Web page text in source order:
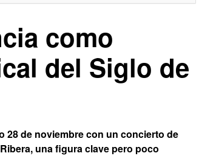
como
del Siglo de
28 de noviembre con un concierto de
una figura clave pero poco